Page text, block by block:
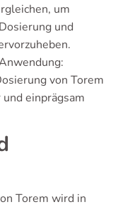
um
und
von Torem
einprägsam
Torem wird in